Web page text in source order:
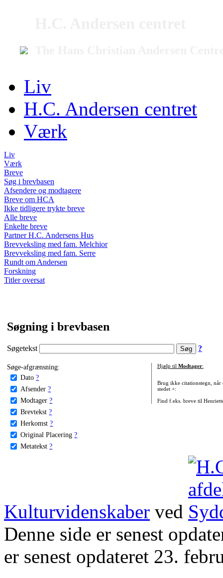
Liv
H.C. Andersen centret
Værk
Liv
Værk
Breve
Søg i brevbasen
Afsendere og modtagere
Breve om HCA
Ikke tidligere trykte breve
Alle breve
Enkelte breve
Partner H.C. Andersens Hus
Brevveksling med fam. Melchior
Brevveksling med fam. Serre
Rundt om Andersen
Forskning
Titler oversat
Søgning i brevbasen
Søgetekst ?
Søge-afgrænsning:
Dato ?
Afsender ?
Modtager ?
Brevtekst ?
Herkomst ?
Original Placering ?
Metatekst ?
Hjælp til Modtager:
Brug ikke citationstegn, når
stedet +:
Find f.eks. breve til
Kulturvidenskaber ved
Denne side er senest
er senest opdateret 23.